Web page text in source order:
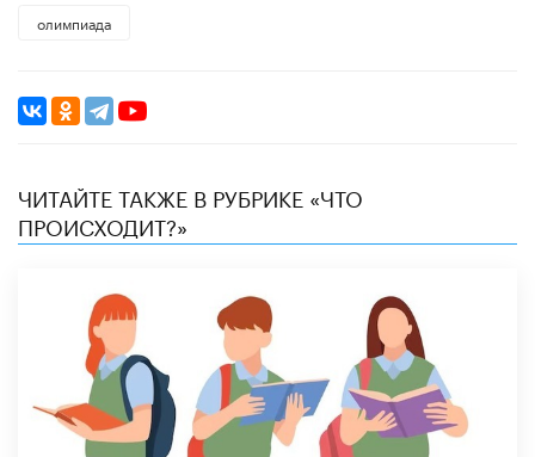
олимпиада
ЧИТАЙТЕ ТАКЖЕ В РУБРИКЕ «ЧТО
ПРОИСХОДИТ?»